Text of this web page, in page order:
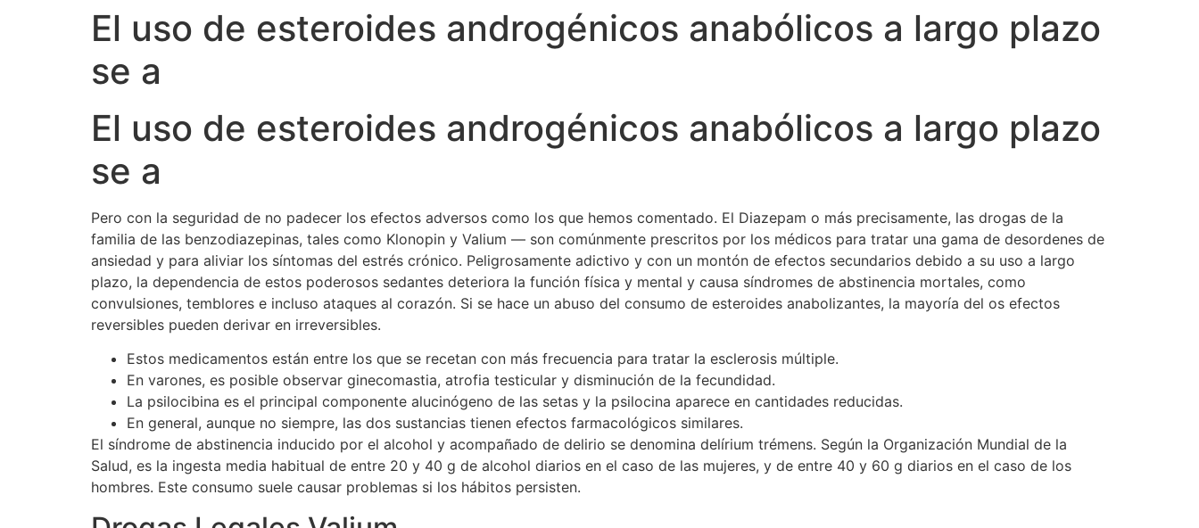
El uso de esteroides androgénicos anabólicos a largo plazo
se a
El uso de esteroides androgénicos anabólicos a largo plazo
se a
Pero con la seguridad de no padecer los efectos adversos como los que hemos comentado. El Diazepam o más precisamente, las drogas de la
familia de las benzodiazepinas, tales como Klonopin y Valium — son comúnmente prescritos por los médicos para tratar una gama de desordenes de
ansiedad y para aliviar los síntomas del estrés crónico. Peligrosamente adictivo y con un montón de efectos secundarios debido a su uso a largo
plazo, la dependencia de estos poderosos sedantes deteriora la función física y mental y causa síndromes de abstinencia mortales, como
convulsiones, temblores e incluso ataques al corazón. Si se hace un abuso del consumo de esteroides anabolizantes, la mayoría del os efectos
reversibles pueden derivar en irreversibles.
Estos medicamentos están entre los que se recetan con más frecuencia para tratar la esclerosis múltiple.
En varones, es posible observar ginecomastia, atrofia testicular y disminución de la fecundidad.
La psilocibina es el principal componente alucinógeno de las setas y la psilocina aparece en cantidades reducidas.
En general, aunque no siempre, las dos sustancias tienen efectos farmacológicos similares.
El síndrome de abstinencia inducido por el alcohol y acompañado de delirio se denomina delírium trémens. Según la Organización Mundial de la
Salud, es la ingesta media habitual de entre 20 y 40 g de alcohol diarios en el caso de las mujeres, y de entre 40 y 60 g diarios en el caso de los
hombres. Este consumo suele causar problemas si los hábitos persisten.